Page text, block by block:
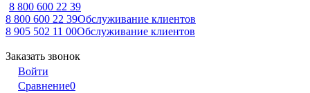
8 800 600 22 39
8 800 600 22 39Обслуживание клиентов
8 905 502 11 00Обслуживание клиентов
Заказать звонок
Войти
Сравнение0